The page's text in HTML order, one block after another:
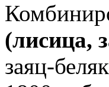
(лисица,
заяц-